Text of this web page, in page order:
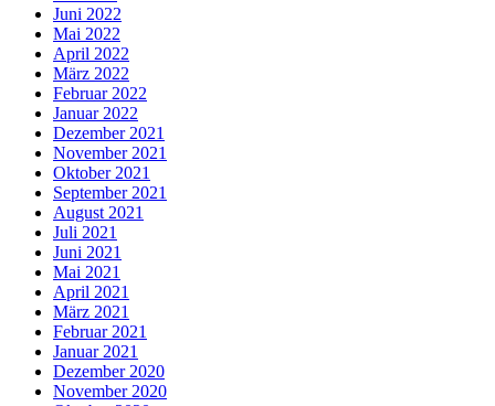
Juni 2022
Mai 2022
April 2022
März 2022
Februar 2022
Januar 2022
Dezember 2021
November 2021
Oktober 2021
September 2021
August 2021
Juli 2021
Juni 2021
Mai 2021
April 2021
März 2021
Februar 2021
Januar 2021
Dezember 2020
November 2020